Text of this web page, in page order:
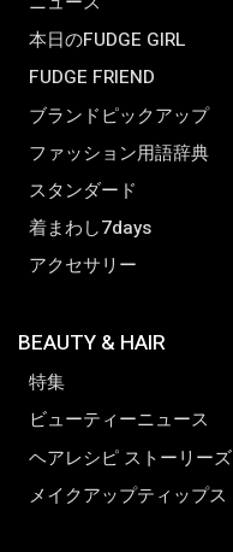
本日のFUDGE GIRL
FUDGE FRIEND
ブランドピックアップ
ファッション用語辞典
スタンダード
着まわし7days
アクセサリー
BEAUTY & HAIR
特集
ビューティーニュース
ヘアレシピ ストーリーズ
メイクアップティップス